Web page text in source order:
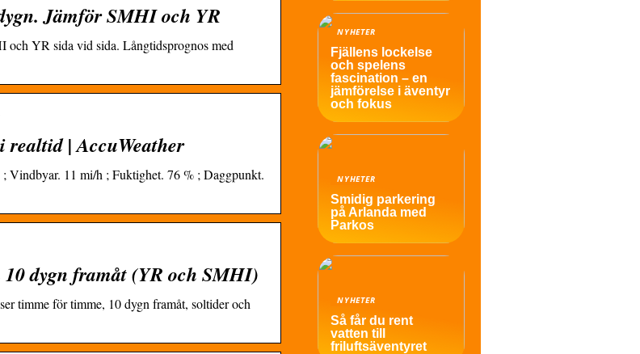
Jämför SMHI och YR
YR sida vid sida. Långtidsprognos med
realtid | AccuWeather
Vindbyar. 11 mi/h ; Fuktighet. 76 % ; Daggpunkt.
dygn framåt (YR och SMHI)
timme för timme, 10 dygn framåt, soltider och
NYHETER
Fjällens lockelse
och spelens
fascination – en
jämförelse i äventyr
och fokus
NYHETER
Smidig parkering
på Arlanda med
Parkos
NYHETER
Så får du rent
vatten till
friluftsäventyret